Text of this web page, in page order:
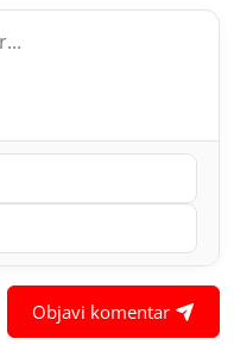
Objavi komentar